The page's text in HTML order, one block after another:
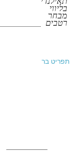
בליווי
מבחר
רטבים
תפריט בר